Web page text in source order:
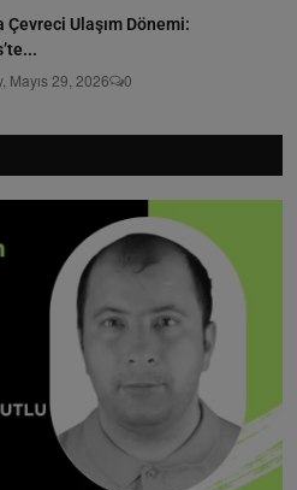
Çevreci Ulaşım Dönemi:
Mayıs 29, 2026 0